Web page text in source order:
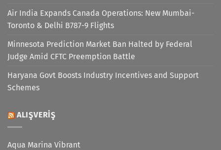
Air India Expands Canada Operations: New Mumbai-
Toronto & Delhi B787-9 Flights
Minnesota Prediction Market Ban Halted by Federal
Judge Amid CFTC Preemption Battle
Haryana Govt Boosts Industry Incentives and Support
Schemes
ALIŞVERIŞ
Aqua Marina Vibrant